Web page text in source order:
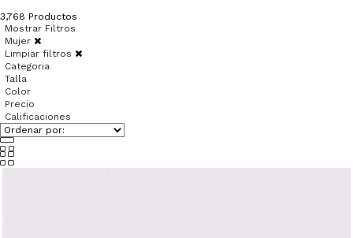
3,768 Productos
Mostrar Filtros
Mujer
Limpiar filtros
Categoria
Talla
Color
Precio
Calificaciones